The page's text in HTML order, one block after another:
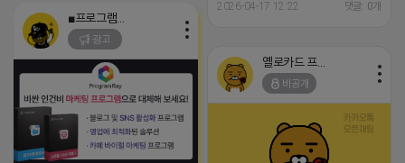
2026-04-17 12:22 댓글: 0개
광고
옐로카드 프로도
비공개